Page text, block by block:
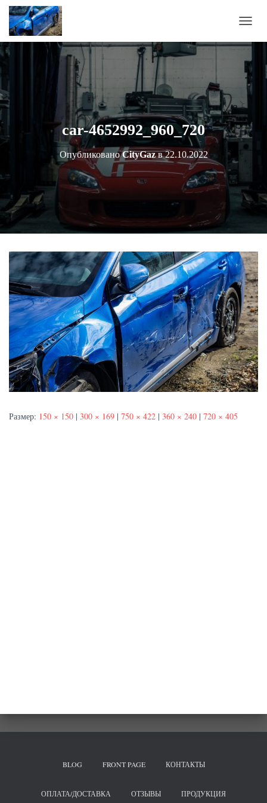
Е
Е
К
Л
Ч
И
Т
Ь
И
Г
И
car-4652992_960_720
ОпубликованоCityGazв22.10.2022
Размер: 150 × 150 | 300 × 169 | 750 × 422 | 360 × 240 | 720 × 405
BLOG FRONT PAGE КОНТАКТЫ
ОПЛАТА/ДОСТАВКА ОТЗЫВЫ ПРОДУКЦИЯ